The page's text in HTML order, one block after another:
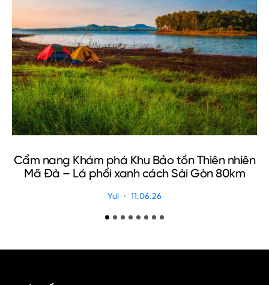
Cẩm nang Khám phá Khu Bảo tồn Thiên nhiên
Mã Đà – Lá phổi xanh cách Sài Gòn 80km
Yui 11.06.26